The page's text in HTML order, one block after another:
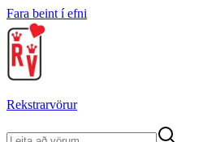
Fara beint í efni
Rekstrarvörur